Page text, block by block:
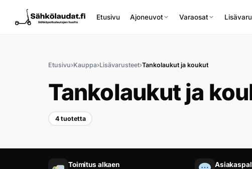
Etusivu Ajoneuvot Varaosat
Etusivu›Kauppa›Lisävarusteet›Tankolaukut ja koukut
Tankolaukut ja
4 tuotetta
Toimitus alkaen